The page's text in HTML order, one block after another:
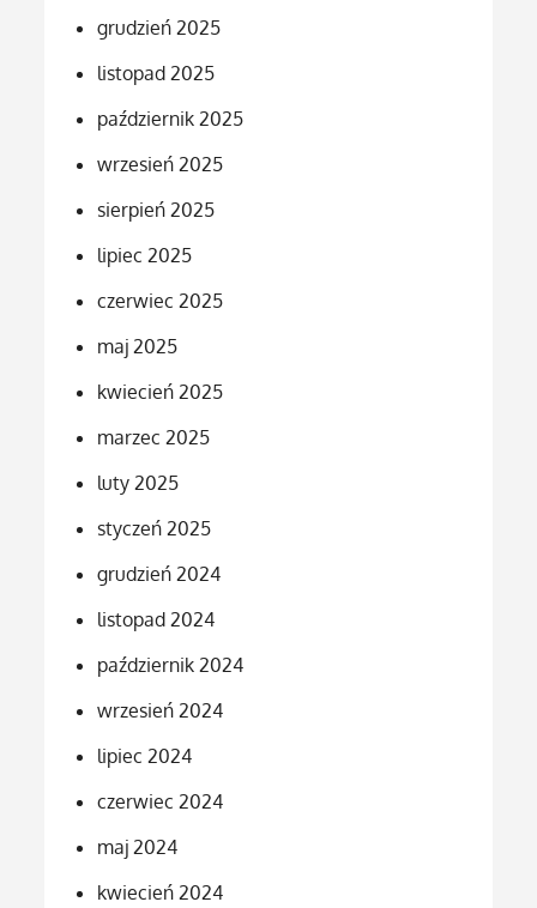
grudzień 2025
listopad 2025
październik 2025
wrzesień 2025
sierpień 2025
lipiec 2025
czerwiec 2025
maj 2025
kwiecień 2025
marzec 2025
luty 2025
styczeń 2025
grudzień 2024
listopad 2024
październik 2024
wrzesień 2024
lipiec 2024
czerwiec 2024
maj 2024
kwiecień 2024